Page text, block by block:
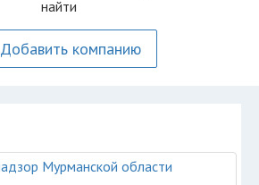
найти
Добавить компанию